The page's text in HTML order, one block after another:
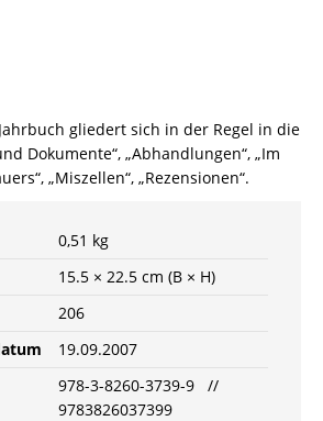
gliedert sich in der Regel in die
Dokumente“, „Abhandlungen“, „Im
„Miszellen“, „Rezensionen“.
0,51 kg
15.5 × 22.5 cm (B × H)
206
19.09.2007
978-3-8260-3739-9 //
9783826037399